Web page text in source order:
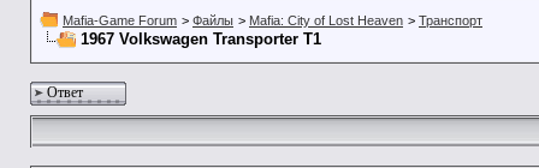
Mafia-Game Forum > Файлы > Mafia: City of Lost Heaven > Транспорт
1967 Volkswagen Transporter T1
Ответ